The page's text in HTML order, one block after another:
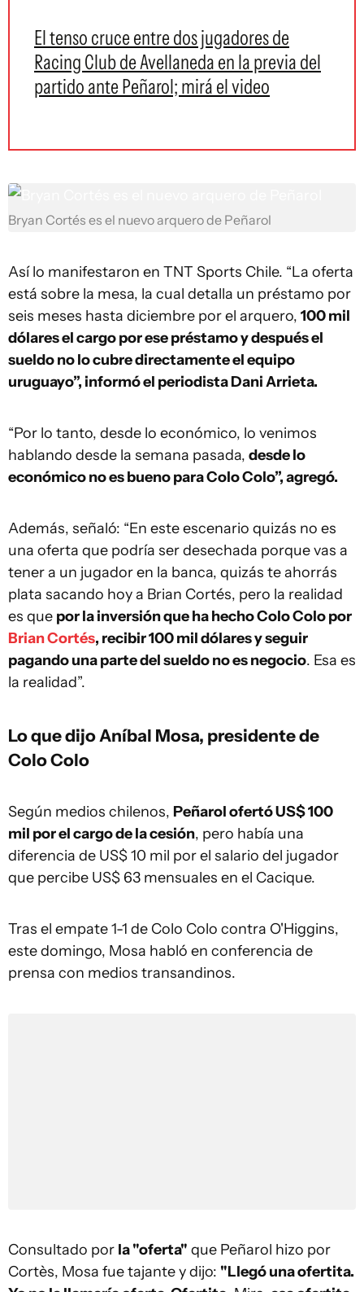
El tenso cruce entre dos jugadores de
Racing Club de Avellaneda en la previa del
partido ante Peñarol; mirá el video
Bryan Cortés es el nuevo arquero de Peñarol
Así lo manifestaron en TNT Sports Chile. “La oferta
está sobre la mesa, la cual detalla un préstamo por
seis meses hasta diciembre por el arquero, 100 mil
dólares el cargo por ese préstamo y después el
sueldo no lo cubre directamente el equipo
uruguayo”, informó el periodista Dani Arrieta.
“Por lo tanto, desde lo económico, lo venimos
hablando desde la semana pasada, desde lo
económico no es bueno para Colo Colo”, agregó.
Además, señaló: “En este escenario quizás no es
una oferta que podría ser desechada porque vas a
tener a un jugador en la banca, quizás te ahorrás
plata sacando hoy a Brian Cortés, pero la realidad
es que por la inversión que ha hecho Colo Colo por
Brian Cortés, recibir 100 mil dólares y seguir
pagando una parte del sueldo no es negocio. Esa es
la realidad”.
Lo que dijo Aníbal Mosa, presidente de
Colo Colo
Según medios chilenos, Peñarol ofertó US$ 100
mil por el cargo de la cesión, pero había una
diferencia de US$ 10 mil por el salario del jugador
que percibe US$ 63 mensuales en el Cacique.
Tras el empate 1-1 de Colo Colo contra O'Higgins,
este domingo, Mosa habló en conferencia de
prensa con medios transandinos.
Consultado por la "oferta" que Peñarol hizo por
Cortès, Mosa fue tajante y dijo: "Llegó una ofertita.